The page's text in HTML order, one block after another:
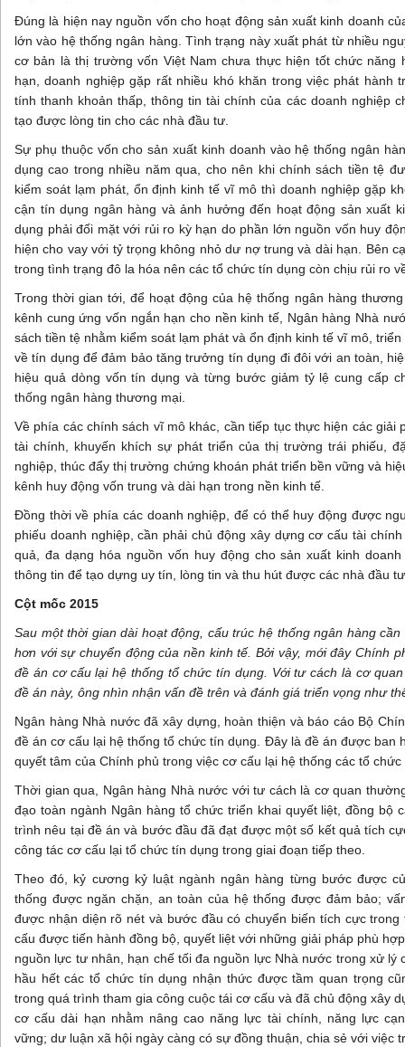
Đúng là hiện nay nguồn vốn cho hoạt động sản xuất kinh doanh
lớn vào hệ thống ngân hàng. Tình trạng này xuất phát từ nhiều
cơ bản là thị trường vốn Việt Nam chưa thực hiện tốt chức năng
hạn, doanh nghiệp gặp rất nhiều khó khăn trong việc phát hành
tính thanh khoản thấp, thông tin tài chính của các doanh nghiệp
tạo được lòng tin cho các nhà đầu tư.
Sự phụ thuộc vốn cho sản xuất kinh doanh vào hệ thống ngân
dụng cao trong nhiều năm qua, cho nên khi chính sách tiền tệ
kiểm soát lạm phát, ổn định kinh tế vĩ mô thì doanh nghiệp gặp
cận tín dụng ngân hàng và ảnh hưởng đến hoạt động sản xuất
dụng phải đối mặt với rủi ro kỳ hạn do phần lớn nguồn vốn huy
hiện cho vay với tỷ trọng không nhỏ dư nợ trung và dài hạn. Bên
trong tình trạng đô la hóa nên các tổ chức tín dụng còn chịu rủi ro
Trong thời gian tới, để hoạt động của hệ thống ngân hàng
kênh cung ứng vốn ngắn hạn cho nền kinh tế, Ngân hàng Nhà
sách tiền tệ nhằm kiểm soát lạm phát và ổn định kinh tế vĩ mô,
về tín dụng để đảm bảo tăng trưởng tín dụng đi đôi với an toàn,
hiệu quả dòng vốn tín dụng và từng bước giảm tỷ lệ cung cấp
thống ngân hàng thương mại.
Về phía các chính sách vĩ mô khác, cần tiếp tục thực hiện các giải
tài chính, khuyến khích sự phát triển của thị trường trái phiếu,
nghiệp, thúc đẩy thị trường chứng khoán phát triển bền vững và
kênh huy động vốn trung và dài hạn trong nền kinh tế.
Đồng thời về phía các doanh nghiệp, để có thể huy động được
phiếu doanh nghiệp, cần phải chủ động xây dựng cơ cấu tài
quả, đa dạng hóa nguồn vốn huy động cho sản xuất kinh
thông tin để tạo dựng uy tín, lòng tin và thu hút được các nhà đầu
Cột mốc 2015
Sau một thời gian dài hoạt động, cấu trúc hệ thống ngân hàng
hơn với sự chuyển động của nền kinh tế. Bởi vậy, mới đây Chính
đề án cơ cấu lại hệ thống tổ chức tín dụng. Với tư cách là cơ
đề án này, ông nhìn nhận vấn đề trên và đánh giá triển vọng như
Ngân hàng Nhà nước đã xây dựng, hoàn thiện và báo cáo Bộ
đề án cơ cấu lại hệ thống tổ chức tín dụng. Đây là đề án được ban
quyết tâm của Chính phủ trong việc cơ cấu lại hệ thống các tổ
Thời gian qua, Ngân hàng Nhà nước với tư cách là cơ quan
đạo toàn ngành Ngân hàng tổ chức triển khai quyết liệt, đồng bộ
trình nêu tại đề án và bước đầu đã đạt được một số kết quả tích
công tác cơ cấu lại tổ chức tín dụng trong giai đoạn tiếp theo.
Theo đó, kỷ cương kỷ luật ngành ngân hàng từng bước được
thống được ngăn chặn, an toàn của hệ thống được đảm bảo;
được nhận diện rõ nét và bước đầu có chuyển biến tích cực
cấu được tiến hành đồng bộ, quyết liệt với những giải pháp phù
nguồn lực tư nhân, hạn chế tối đa nguồn lực Nhà nước trong xử lý
hầu hết các tổ chức tín dụng nhận thức được tầm quan trọng
trong quá trình tham gia công cuộc tái cơ cấu và đã chủ động xây
cơ cấu dài hạn nhằm nâng cao năng lực tài chính, năng lực
vững; dư luận xã hội ngày càng có sự đồng thuận, chia sẻ với việc